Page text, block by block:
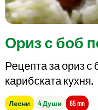
Ориз с боб
Рецепта за ориз с
карибската кухня.
Лесни 4 Души 65 mn